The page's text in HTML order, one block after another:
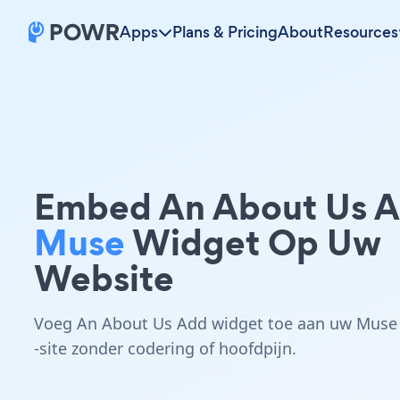
Apps Plans & PricingAboutResources
Embed An About Us
MuseWidget Op Uw
Website
Voeg An About Us Add widget toe aan uw Muse
-site zonder codering of hoofdpijn.